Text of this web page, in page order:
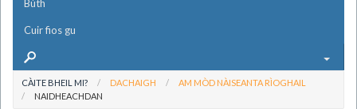
Bùth
Cuir fios gu
CÀITE BHEIL MI? DACHAIGH
AM MÒD NÀISEANTA RÌOGHAIL
NAIDHEACHDAN